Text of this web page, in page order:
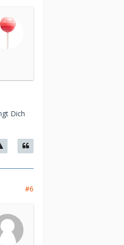
Dich
#6